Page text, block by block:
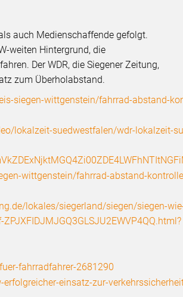
auch Medienschaffende gefolgt.
weiten Hintergrund, die
Der WDR, die Siegener Zeitung,
zum Überholabstand.
siegen-wittgenstein/fahrrad-abstand-
lokalzeit-suedwestfalen/wdr-lokalzeit-
wittgenstein/fahrrad-abstand-
lokales/siegerland/siegen/siegen-
fahrradfahrer-2681290
einsatz-zur-